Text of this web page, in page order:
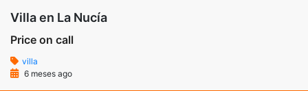
Villa en La Nucía
Price on call
villa
6 meses ago